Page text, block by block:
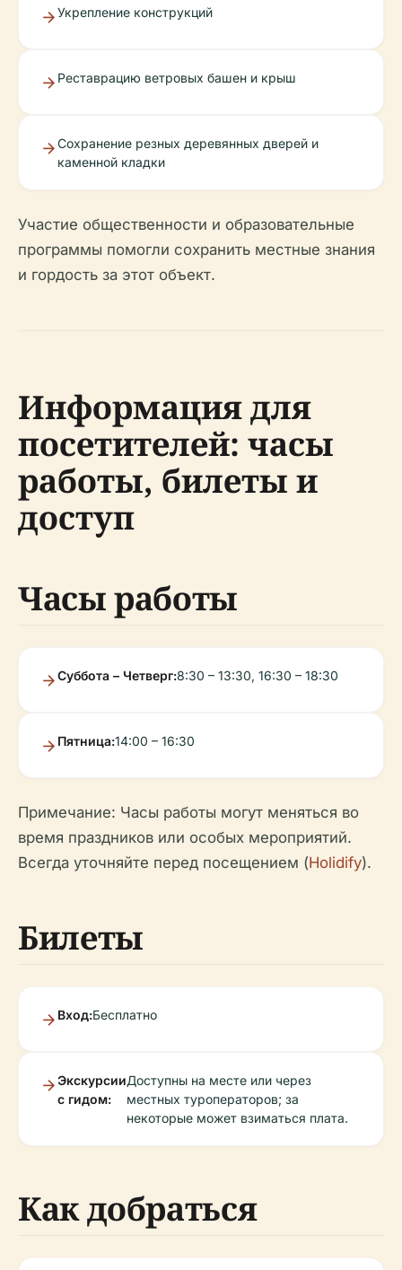
Укрепление конструкций
Реставрацию ветровых башен и крыш
Сохранение резных деревянных дверей и
каменной кладки
Участие общественности и образовательные
программы помогли сохранить местные знания
и гордость за этот объект.
Информация для
посетителей: часы
работы, билеты и
доступ
Часы работы
Суббота – Четверг:8:30 – 13:30, 16:30 – 18:30
Пятница:14:00 – 16:30
Примечание: Часы работы могут меняться во
время праздников или особых мероприятий.
Всегда уточняйте перед посещением (Holidify).
Билеты
Вход:Бесплатно
Экскурсии
с гидом:
Доступны на месте или через
местных туроператоров; за
некоторые может взиматься плата.
Как добраться